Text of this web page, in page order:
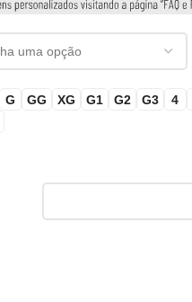
G GG XG G1 G2 G3
4